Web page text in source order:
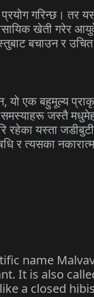
गरिन्छ। तर
खेती गरेर
बचाउन र
यो एक बहुमूल्य
समस्याहरू जस्तै
रहेका यस्ता
र त्यसका
name
It is also
a closed